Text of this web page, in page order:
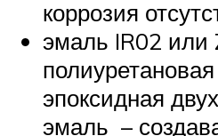
коррозия
эмаль IR02 или
эпоксидная
эмаль –